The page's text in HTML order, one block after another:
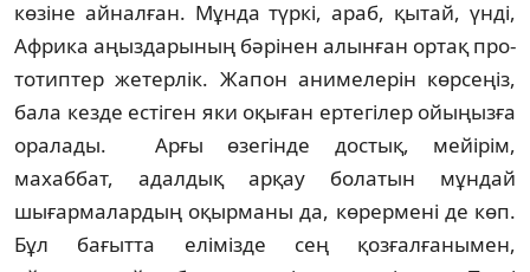
көзіне айналған. Мұнда түр­кі, араб, қытай, үнді,
Африка аңыздарының бәрінен алынған ортақ про­
тотиптер же­тер­лік. Жапон анимелерін көрсеңіз,
бала кез­де естіген яки оқыған ертегілер ойыңыз­ға
оралады. Арғы өзегінде достық, мейірім,
махаббат, адалдық арқау бо­латын мұндай
шығармалардың оқыр­маны да, көрермені де көп.
Бұл бағытта елімізде сең қозғал­ға­ны­мен,